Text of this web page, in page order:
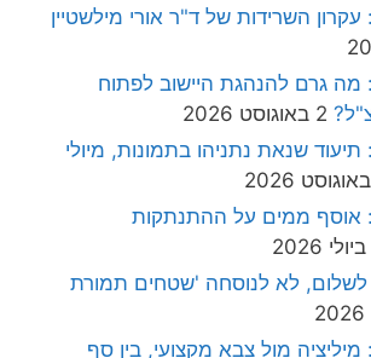
השרידות של ד"ר אורי מילשטיין
מה גרם להנהגת היישוב לפתוח
2 באוגוסט 2026
שנאת נתניהו בתמונות, מיולי
אוסף ממים על ההתנתקות
לשלום, לא לנוסחה 'שטחים תמורת
מול צבא מקצועי, בין סף